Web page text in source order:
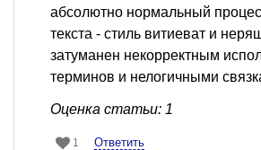
абсолютно нормальный
текста - стиль витиеват и
затуманен некорректным
терминов и нелогичными
Оценка статьи: 1
1 Ответить